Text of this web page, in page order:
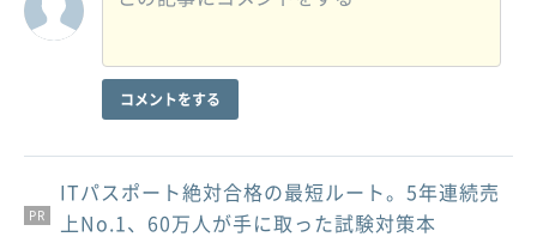
コメントをする
PR
PR
PR
ITパスポート絶対合格の最短ルート。5年連続売
上No.1、60万人が手に取った試験対策本